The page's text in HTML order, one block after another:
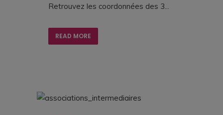
Retrouvez les coordonnées des 3...
READ MORE